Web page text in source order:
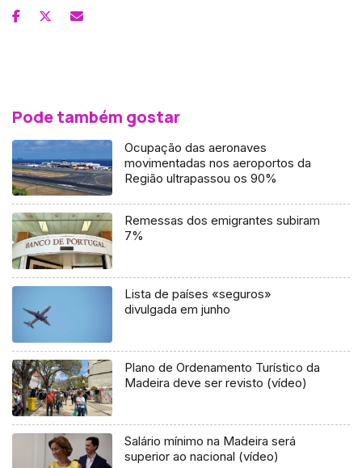
Pode também gostar
Ocupação das aeronaves
movimentadas nos aeroportos da
Região ultrapassou os 90%
Remessas dos emigrantes subiram
7%
Lista de países «seguros»
divulgada em junho
Plano de Ordenamento Turístico da
Madeira deve ser revisto (vídeo)
Salário mínimo na Madeira será
superior ao nacional (vídeo)